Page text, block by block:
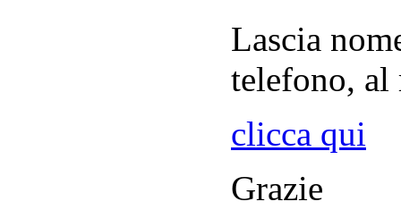
Lascia
telefono, al
clicca qui
Grazie